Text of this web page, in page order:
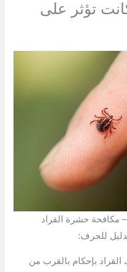
تؤثر على
مكافحة حشرة القراد
للحرف:
بإحكام بالقرب من